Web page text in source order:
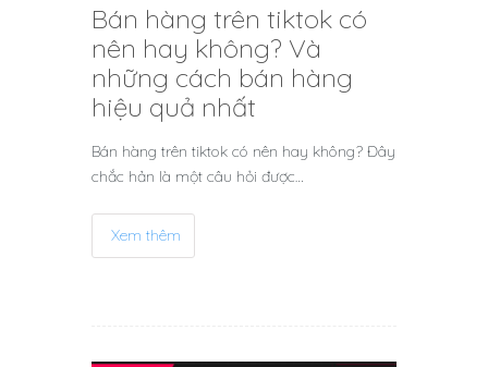
Bán hàng trên tiktok có
nên hay không? Và
những cách bán hàng
hiệu quả nhất
Bán hàng trên tiktok có nên hay không? Đây
chắc hản là một câu hỏi được…
Xem thêm